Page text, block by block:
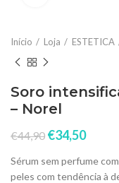
Início Loja ESTETICA
Soro
– Norel
€44,90 €34,50
Sérum sem perfume
peles com tendência à